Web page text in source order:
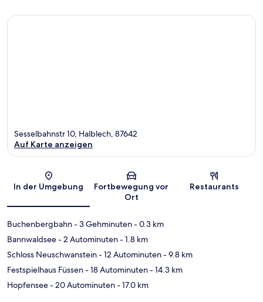
Karte
Sesselbahnstr 10, Halblech, 87642
Auf Karte anzeigen
In der Umgebung
Fortbewegung vor
Ort
Restaurants
Buchenbergbahn- 3 Gehminuten- 0.3 km
Bannwaldsee- 2 Autominuten- 1.8 km
Schloss Neuschwanstein- 12 Autominuten- 9.8 km
Festspielhaus Füssen- 18 Autominuten- 14.3 km
Hopfensee- 20 Autominuten- 17.0 km